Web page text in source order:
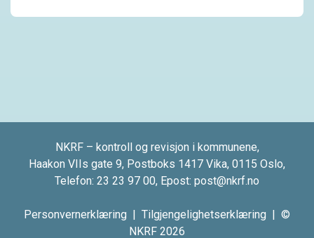
NKRF – kontroll og revisjon i kommunene,
Haakon VIIs gate 9, Postboks 1417 Vika, 0115 Oslo,
Telefon: 23 23 97 00, Epost: post@nkrf.no
Personvernerklæring | Tilgjengelighetserklæring | ©
NKRF 2026